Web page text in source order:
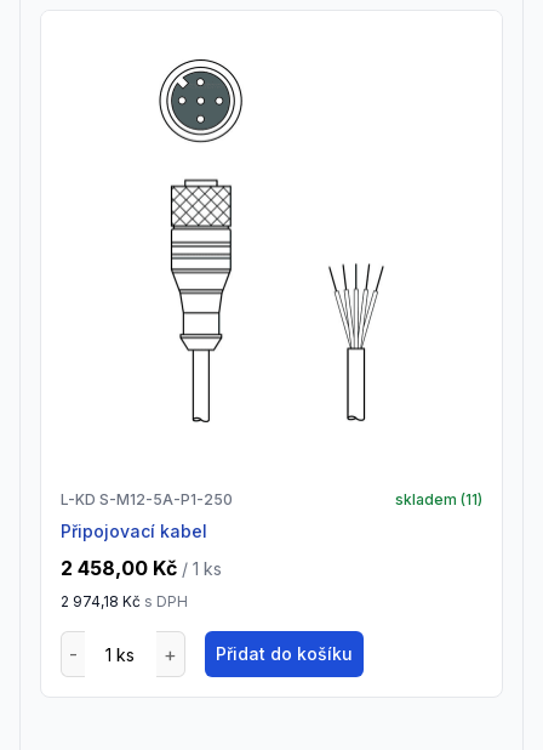
L-KD S-M12-5A-P1-250 skladem (11)
Připojovací kabel
2 458,00 Kč / 1 ks
2 974,18 Kč s DPH
Přidat do košíku